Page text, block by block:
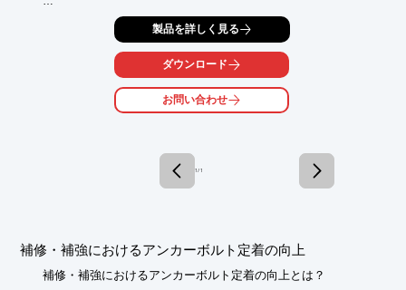
ロックボルトを確実に地山に定着し、かつ、ボアホール周辺のゆ
空隙や亀裂を充填でき、早期に強度を発現して補強効果を高める
主な目的としています。
■付着力の小さい軟弱地山では、注入時に与える圧力に加え
体積膨張によってボアホール内壁を加圧することにより付着力
※詳しくはPDF資料をご覧いただくか、お気軽にお問い合わせ下
さい。
製品を詳しく見る
ダウンロード
お問い合わせ
1 / 1
補修・補強におけるアンカーボルト定着の向上
補修・補強におけるアンカーボルト定着の向上とは？